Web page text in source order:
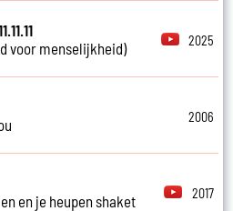
voor menselijkheid)
2025
2006
en je heupen shaket
2017